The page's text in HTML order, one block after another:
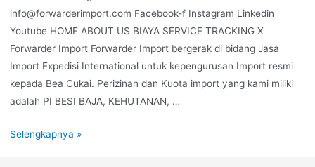
info@forwarderimport.com Facebook-f Instagram Linkedin
Youtube HOME ABOUT US BIAYA SERVICE TRACKING X
Forwarder Import Forwarder Import bergerak di bidang Jasa
Import Expedisi International untuk kepengurusan Import resmi
kepada Bea Cukai. Perizinan dan Kuota import yang kami miliki
adalah PI BESI BAJA, KEHUTANAN, …
Selengkapnya »